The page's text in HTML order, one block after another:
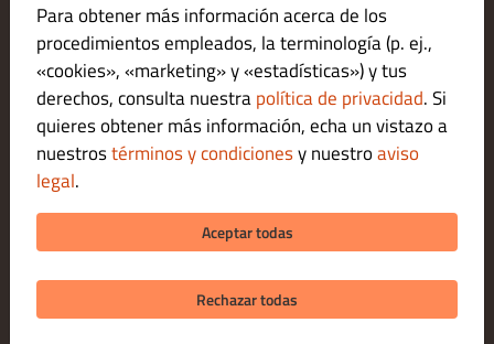
Cambiar los ajustes de cookies
Contáctanos
Política de privacidad
Términos y condiciones
Legal notice
MÉTODOS DE PAGO PARA ENTREGAS
MÉTODOS DE PAGO PARA RECOGIDAS
Para obtener más información acerca de los
procedimientos empleados, la terminología (p. ej.,
«cookies», «marketing» y «estadísticas») y tus
derechos, consulta nuestrapolítica de privacidad. Si
quieres obtener más información, echa un vistazo a
nuestrostérminos y condicionesy nuestroaviso
legal.
Aceptar todas
Rechazar todas